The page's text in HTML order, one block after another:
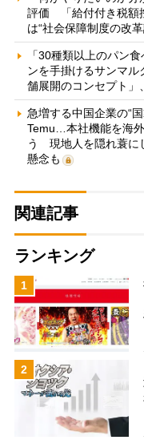
評価 「給付付き税額
は“社会保障制度の改
「30種類以上のパン
ンを手掛けるサンマ
舗展開のコンセプト」
急増する中国企業の“
Temu…本社機能を海
う 現地人を隠れ蓑に
懸念も
関連記事
ランキング
1
2